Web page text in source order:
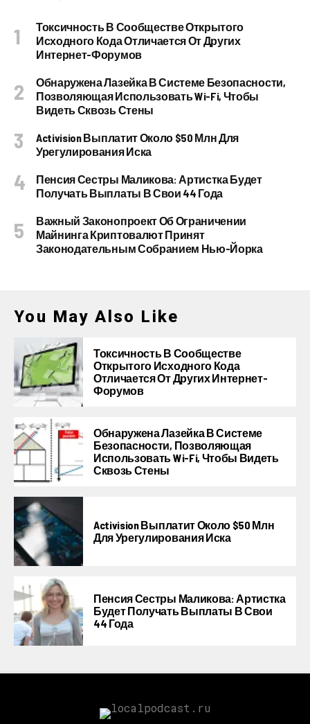
Токсичность В Сообществе Открытого
Исходного Кода Отличается От Других
Интернет-Форумов
Обнаружена Лазейка В Системе Безопасности,
Позволяющая Использовать Wi-Fi, Чтобы
Видеть Сквозь Стены
Activision Выплатит Около $50 Млн Для
Урегулирования Иска
Пенсия Сестры Маликова: Артистка Будет
Получать Выплаты В Свои 44 Года
Важный Законопроект Об Ограничении
Майнинга Криптовалют Принят
Законодательным Собранием Нью-Йорка
You May Also Like
Токсичность В Сообществе
Открытого Исходного Кода
Отличается От Других Интернет-
Форумов
Обнаружена Лазейка В Системе
Безопасности, Позволяющая
Использовать Wi-Fi, Чтобы Видеть
Сквозь Стены
Activision Выплатит Около $50 Млн
Для Урегулирования Иска
Пенсия Сестры Маликова: Артистка
Будет Получать Выплаты В Свои
44 Года